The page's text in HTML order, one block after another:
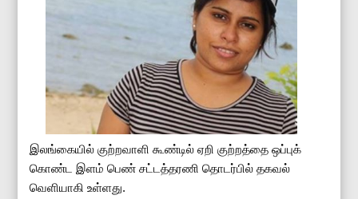
இலங்கையில் குற்றவாளி கூண்டில் ஏறி குற்றத்தை ஒப்புக்
கொண்ட இளம் பெண் சட்டத்தரணி தொடர்பில் தகவல்
வெளியாகி உள்ளது.